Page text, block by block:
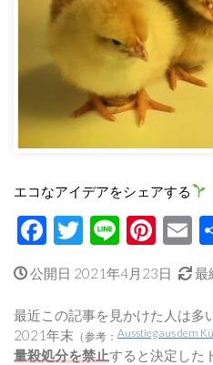
エコなアイデアをシェアする
Facebook
Twitter
Line
公開日 2021年4月23日 最
最近この記事を見かけた人は多
2021年末 （参考： Ausstieg aus dem
量殺処分を禁止すると決定した